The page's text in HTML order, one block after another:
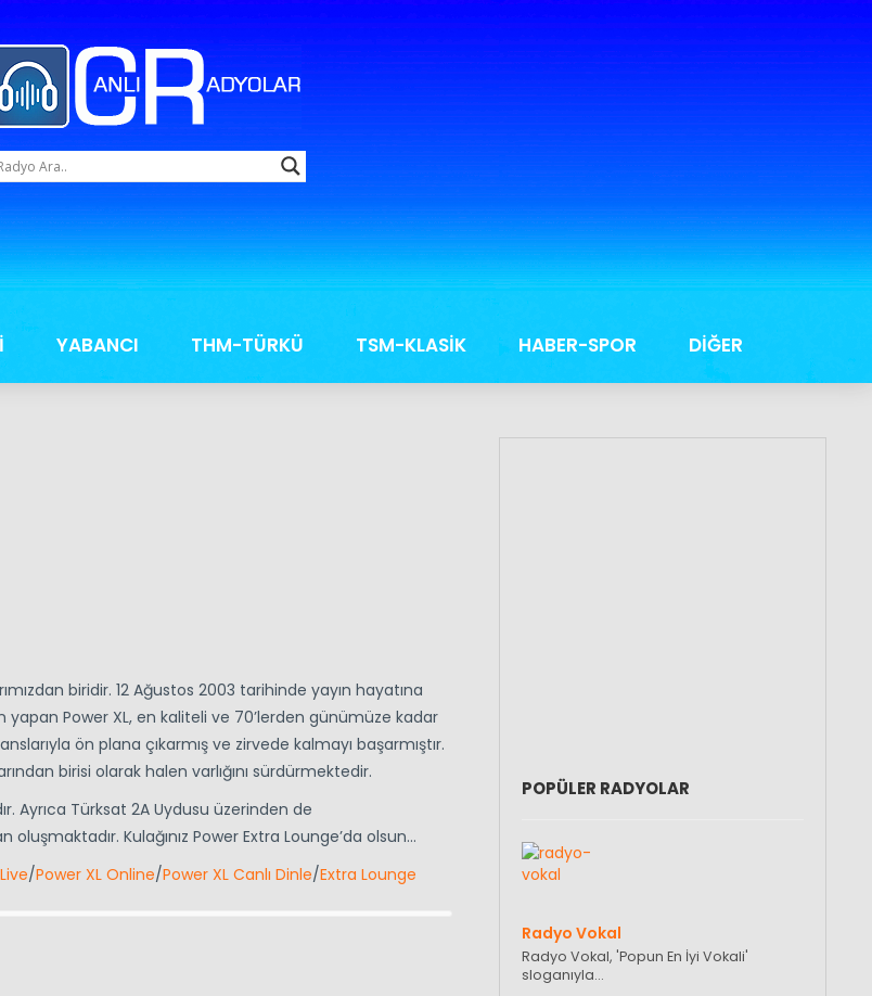
YABANCI THM-TÜRKÜ TSM-KLASİK HABER-SPOR DİĞER
biridir. 12 Ağustos 2003 tarihinde yayın hayatına
yapan Power XL, en kaliteli ve 70’lerden günümüze kadar
ön plana çıkarmış ve zirvede kalmayı başarmıştır.
birisi olarak halen varlığını sürdürmektedir.
Ayrıca Türksat 2A Uydusu üzerinden de
Kulağınız Power Extra Lounge’da olsun…
/Power XL Online/Power XL Canlı Dinle/Extra Lounge
POPÜLER RADYOLAR
Radyo Vokal
Radyo Vokal, 'Popun En İyi Vokali'
sloganıyla…